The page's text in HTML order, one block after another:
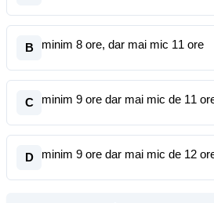
B minim 8 ore, dar mai mic 11 ore
C minim 9 ore dar mai mic de 11
D minim 9 ore dar mai mic de 12